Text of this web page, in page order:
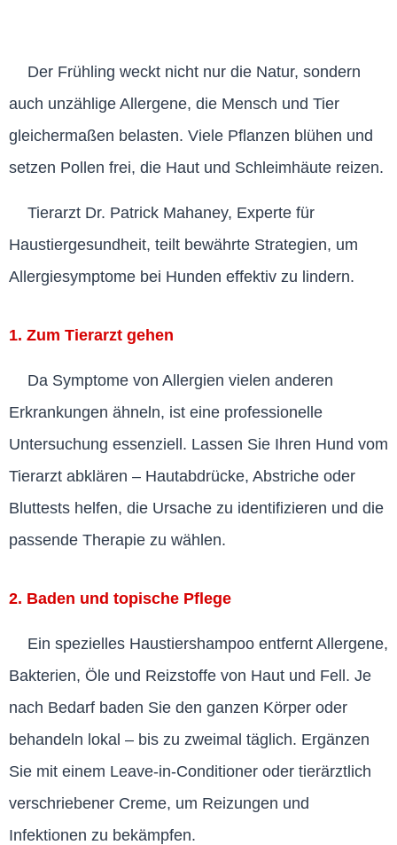
Der Frühling weckt nicht nur die Natur, sondern
auch unzählige Allergene, die Mensch und Tier
gleichermaßen belasten. Viele Pflanzen blühen und
setzen Pollen frei, die Haut und Schleimhäute reizen.
Tierarzt Dr. Patrick Mahaney, Experte für
Haustiergesundheit, teilt bewährte Strategien, um
Allergiesymptome bei Hunden effektiv zu lindern.
1. Zum Tierarzt gehen
Da Symptome von Allergien vielen anderen
Erkrankungen ähneln, ist eine professionelle
Untersuchung essenziell. Lassen Sie Ihren Hund vom
Tierarzt abklären – Hautabdrücke, Abstriche oder
Bluttests helfen, die Ursache zu identifizieren und die
passende Therapie zu wählen.
2. Baden und topische Pflege
Ein spezielles Haustiershampoo entfernt Allergene,
Bakterien, Öle und Reizstoffe von Haut und Fell. Je
nach Bedarf baden Sie den ganzen Körper oder
behandeln lokal – bis zu zweimal täglich. Ergänzen
Sie mit einem Leave-in-Conditioner oder tierärztlich
verschriebener Creme, um Reizungen und
Infektionen zu bekämpfen.